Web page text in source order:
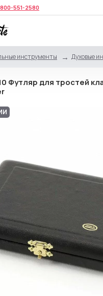
551-2580
инструменты Духовые
Футляр для тростей